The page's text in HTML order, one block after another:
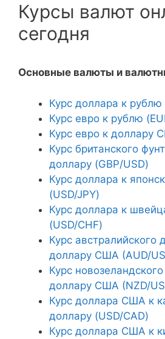
Курсы валют
сегодня
Основные валюты и
Курс доллара к рублю
Курс евро к рублю
Курс евро к доллару
Курс британского
доллару (GBP/USD)
Курс доллара к
(USD/JPY)
Курс доллара к
(USD/CHF)
Курс австралийского
доллару США (AUD/
Курс
доллару США (NZD/
Курс доллара США к
доллару (USD/CAD)
Курс доллара США к